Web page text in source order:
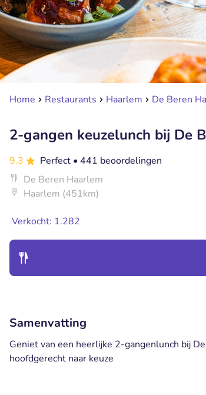
Home Restaurants Haarlem De Beren
2-gangen keuzelunch bij De
9.3 Perfect • 441 beoordelingen
De Beren Haarlem
Haarlem (451km)
Verkocht: 1.282
Samenvatting
Geniet van een heerlijke 2-gangenlunch bij
hoofdgerecht naar keuze